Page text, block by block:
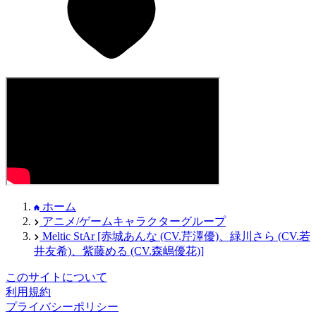
ホーム
アニメ/ゲームキャラクターグループ
Meltic StAr [赤城あんな (CV.芹澤優)、緑川さら (CV.若
井友希)、紫藤める (CV.森嶋優花)]
このサイトについて
利用規約
プライバシーポリシー